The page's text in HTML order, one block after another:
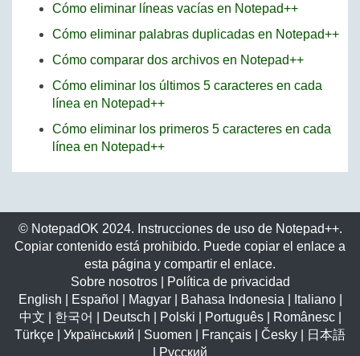
Cómo eliminar líneas vacías en Notepad++
Cómo eliminar palabras duplicadas en Notepad++
Cómo comparar dos archivos en Notepad++
Cómo eliminar los últimos 5 caracteres en cada
línea en Notepad++
Cómo eliminar los primeros 5 caracteres en cada
línea en Notepad++
© NotepadOK 2024. Instrucciones de uso de Notepad++.
Copiar contenido está prohibido. Puede copiar el enlace a
esta página y compartir el enlace.
Sobre nosotros|
Política de privacidad
English
Español Magyar| Bahasa Indonesia Italiano|
中文
한국어 Deutsch Polski Português| Românesc|
Türkçe
Український Suomen Français Česky
日本語
Русский